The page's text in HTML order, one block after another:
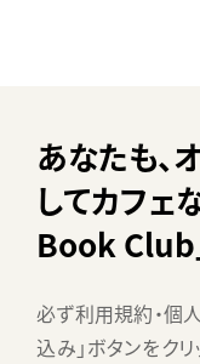
あなたも、
してカフェ
Book Club
必ず利用規約・個
込み」ボタンをクリ